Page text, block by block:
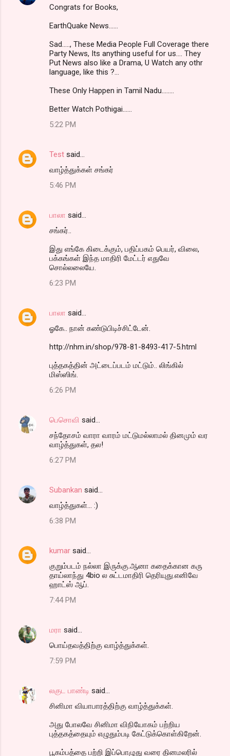
Congrats for Books,
EarthQuake News......
Sad....., These Media People Full Coverage there
Party News, Its anything useful for us.... They
Put News also like a Drama, U Watch any othr
language, like this ?...
These Only Happen in Tamil Nadu........
Better Watch Pothigai......
5:22 PM
Test said…
வாழ்த்துக்கள் சங்கர்
5:46 PM
பாலா said…
சங்கர்..
இது எங்கே கிடைக்கும், பதிப்பகம் பெயர், விலை,
பக்கங்கள் இந்த மாதிரி மேட்டர் எதுவே
சொல்லலையே.
6:23 PM
பாலா said…
ஓகே.. நான் கண்டுபிடிச்சிட்டேன்.
http://nhm.in/shop/978-81-8493-417-5.html
புத்தகத்தின் அட்டைப்படம் மட்டும்.. லிங்கில்
மிஸ்ஸிங்.
6:26 PM
பெசொவி said…
சந்தோசம் வாரா வாரம் மட்டுமல்லாமல் தினமும் வர
வாழ்த்துகள், தல!
6:27 PM
Subankan said…
வாழ்த்துகள்... :)
6:38 PM
kumar said…
குறும்படம் நல்லா இருக்கு.ஆனா கதைக்கான கரு
தாய்லாந்து 4bio ல சுட்டமாதிரி தெரியுது.எனிவே
ஹாட்ஸ் ஆப்.
7:44 PM
மரா said…
பொய்தவத்திற்கு வாழ்த்துக்கள்.
7:59 PM
லகுட பாண்டி said…
சினிமா வியாபாரத்திற்கு வாழ்த்துக்கள்.
அது போலவே சினிமா விநியோகம் பற்றிய
புத்தகத்தையும் எழுதும்படி கேட்டுக்கொள்கிறேன்.
பூகம்பத்தை பற்றி இப்பொழுது வரை தினமலரில்